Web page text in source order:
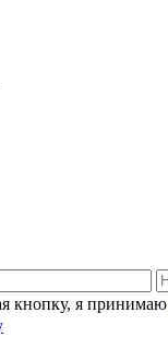
кнопку, я принимаю